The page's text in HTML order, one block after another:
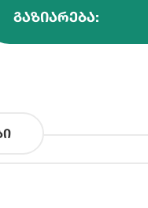
ᲒᲐᲖᲘᲐᲠᲔᲑᲐ: